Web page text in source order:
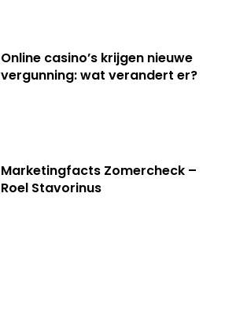
Online casino’s krijgen nieuwe
vergunning: wat verandert er?
Marketingfacts Zomercheck –
Roel Stavorinus